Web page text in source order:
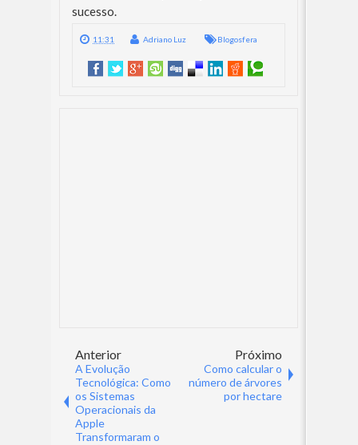
sucesso.
11:31 Adriano Luz Blogosfera
Anterior
A Evolução
Tecnológica: Como
os Sistemas
Operacionais da
Apple
Transformaram o
Próximo
Como calcular o
número de árvores
por hectare